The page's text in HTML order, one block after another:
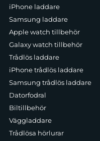
iPhone laddare
Samsung laddare
Apple watch tillbehör
Galaxy watch tillbehör
Trådlös laddare
iPhone trådlös laddare
Samsung trådlös laddare
Datorfodral
Biltillbehör
Väggladdare
Trådlösa hörlurar